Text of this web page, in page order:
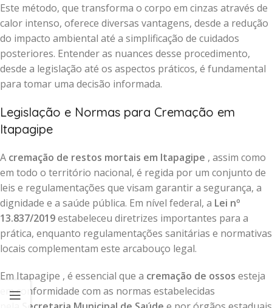
Este método, que transforma o corpo em cinzas através de
calor intenso, oferece diversas vantagens, desde a redução
do impacto ambiental até a simplificação de cuidados
posteriores. Entender as nuances desse procedimento,
desde a legislação até os aspectos práticos, é fundamental
para tomar uma decisão informada.
Legislação e Normas para Cremação em
Itapagipe
A cremação de restos mortais em Itapagipe , assim como
em todo o território nacional, é regida por um conjunto de
leis e regulamentações que visam garantir a segurança, a
dignidade e a saúde pública. Em nível federal, a Lei nº
13.837/2019estabeleceu diretrizes importantes para a
prática, enquanto regulamentações sanitárias e normativas
locais complementam este arcabouço legal.
Em Itapagipe , é essencial que a cremação de ossos esteja
em conformidade com as normas estabelecidas